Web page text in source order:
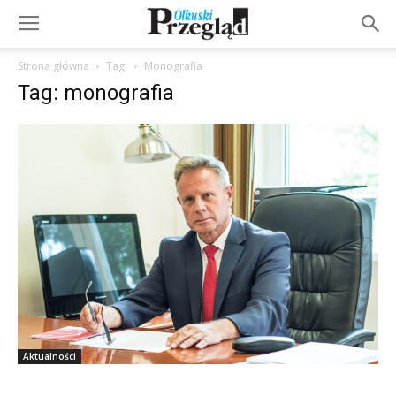
Strona główna Tagi Monografia
Tag: monografia
Aktualności